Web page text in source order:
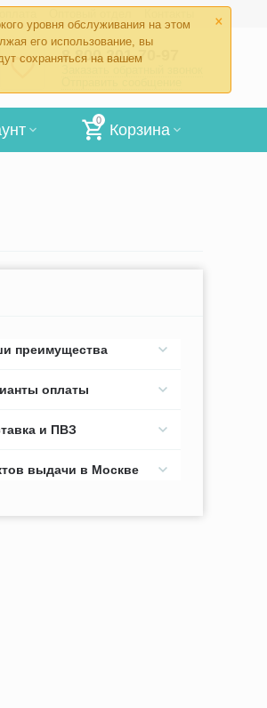
×
уровня обслуживания на этом
его использование, вы
сохраняться на вашем
8 800 201-70-97
0
Корзина
преимущества
оплаты
и ПВЗ
выдачи в Москве